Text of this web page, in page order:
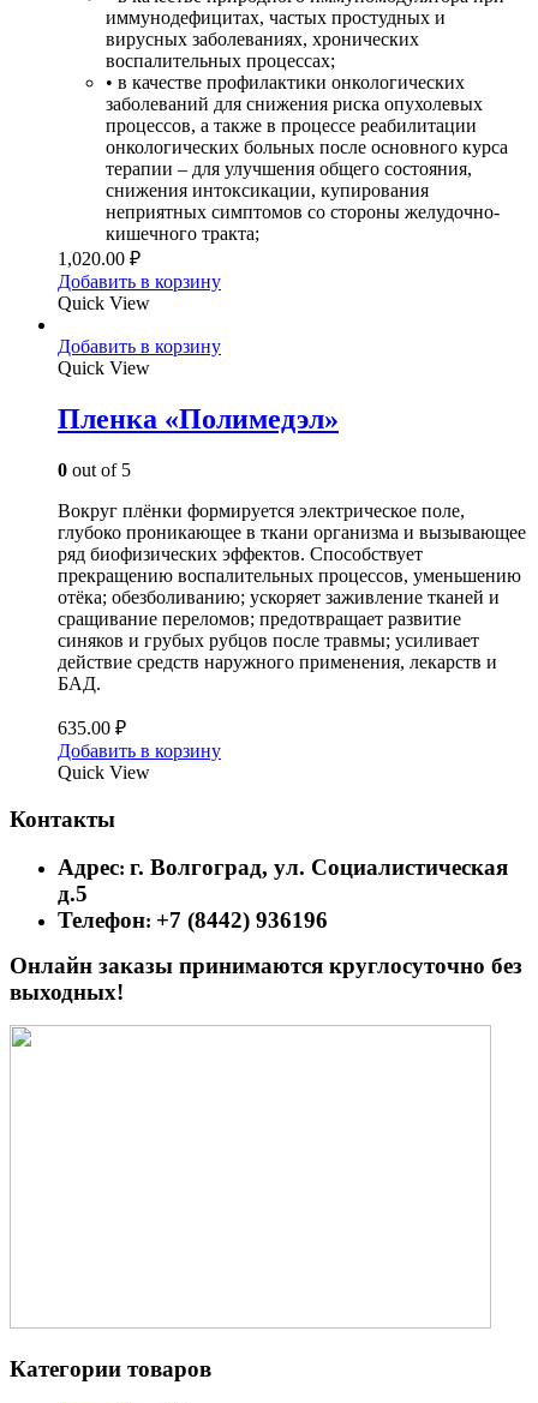
иммунодефицитах, частых простудных и
вирусных заболеваниях, хронических
воспалительных процессах;
• в качестве профилактики онкологических
заболеваний для снижения риска опухолевых
процессов, а также в процессе реабилитации
онкологических больных после основного курса
терапии – для улучшения общего состояния,
снижения интоксикации, купирования
неприятных симптомов со стороны желудочно-
кишечного тракта;
1,020.00 ₽
Добавить в корзину
Quick View
Добавить в корзину
Quick View
Пленка «Полимедэл»
0 out of 5
Вокруг плёнки формируется электрическое поле,
глубоко проникающее в ткани организма и вызывающее
ряд биофизических эффектов. Способствует
прекращению воспалительных процессов, уменьшению
отёка; обезболиванию; ускоряет заживление тканей и
сращивание переломов; предотвращает развитие
синяков и грубых рубцов после травмы; усиливает
действие средств наружного применения, лекарств и
БАД.
635.00 ₽
Добавить в корзину
Quick View
Контакты
Адрес: г. Волгоград, ул. Социалистическая
д.5
Телефон: +7 (8442) 936196
Онлайн заказы принимаются круглосуточно без
выходных!
Категории товаров